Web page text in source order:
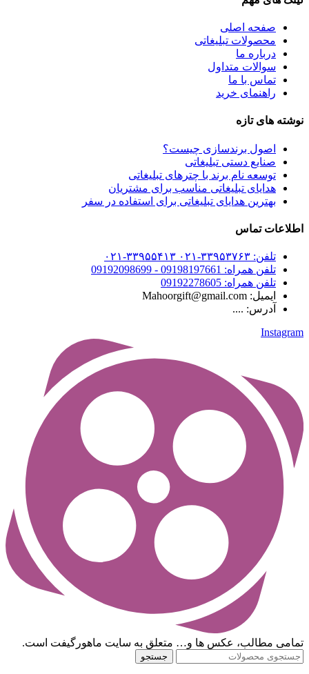
صفحه اصلی
محصولات تبلیغاتی
درباره ما
سوالات متداول
تماس با ما
راهنمای خرید
نوشته های تازه
اصول برندسازی چیست؟
صنایع دستی تبلیغاتی
توسعه نام برند با چترهای تبلیغاتی
هدایای تبلیغاتی مناسب برای مشتریان
بهترین هدایای تبلیغاتی برای استفاده در سفر
اطلاعات تماس
تلفن: ۳۳۹۵۳۷۶۳-۰۲۱ ۳۳۹۵۵۴۱۳-۰۲۱
تلفن همراه: 09198197661 - 09192098699
تلفن همراه: 09192278605
ایمیل: Mahoorgift@gmail.com
آدرس: ....
Instagram
تمامی مطالب، عکس ها و… متعلق به سایت ماهورگیفت است.
جستجو